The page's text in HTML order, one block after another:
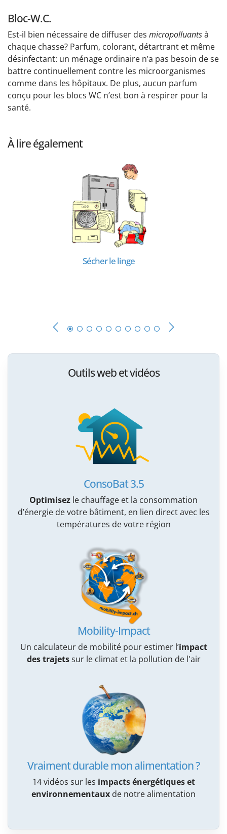
Bloc-W.C.
Est-il bien nécessaire de diffuser des micropolluantsà
chaque chasse? Parfum, colorant, détartrant et même
désinfectant: un ménage ordinaire n’a pas besoin de se
battre continuellement contre les microorganismes
comme dans les hôpitaux. De plus, aucun parfum
conçu pour les blocs WC n’est bon à respirer pour la
santé.
À lire également
Sécher le linge
Outils web et vidéos
ConsoBat 3.5
Optimisez le chauffage et la consommation
d’énergie de votre bâtiment, en lien direct avec les
températures de votre région
Mobility-Impact
Un calculateur de mobilité pour estimer l’impact
des trajetssur le climat et la pollution de l'air
Vraiment durable mon alimentation ?
14 vidéos sur les impacts énergétiques et
environnementaux de notre alimentation